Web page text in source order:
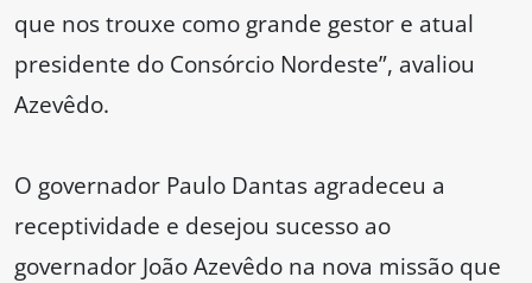
que nos trouxe como grande gestor e atual
presidente do Consórcio Nordeste”, avaliou
Azevêdo.
O governador Paulo Dantas agradeceu a
receptividade e desejou sucesso ao
governador João Azevêdo na nova missão que